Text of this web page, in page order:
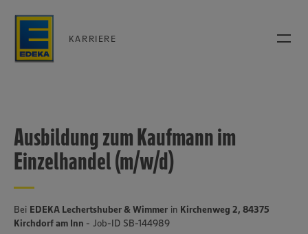
KARRIERE
Ausbildung zum Kaufmann im
Einzelhandel (m/w/d)
Bei EDEKA Lechertshuber & Wimmer in Kirchenweg 2, 84375
Kirchdorf am Inn - Job-ID SB-144989